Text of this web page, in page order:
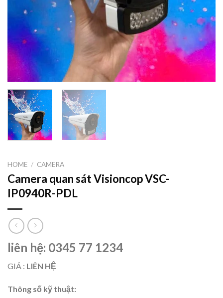
HOME / CAMERA
Camera quan sát Visioncop VSC-
IP0940R-PDL
liên hệ: 0345 77 1234
GIÁ : LIÊN HỆ
Thông số kỹ thuật: